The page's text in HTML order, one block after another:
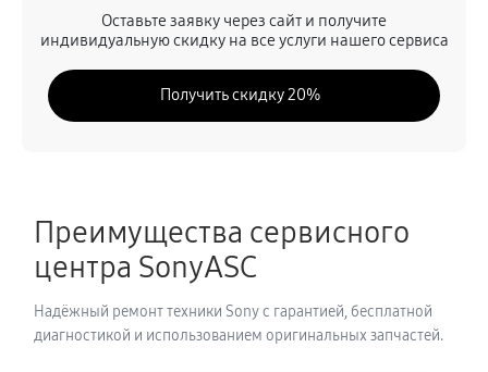
60 минут
Замена материнской платы
3960 руб 60 минут
Замена корпуса фотоаппарата Sony A68
2640 руб
Замена контроллера питания
Оставьте заявку через сайт и получите
индивидуальную скидку на все услуги нашего сервиса
Получить скидку 20%
Преимущества сервисного
центра SonyASC
Надёжный ремонт техники Sony с гарантией, бесплатной
диагностикой и использованием оригинальных запчастей.